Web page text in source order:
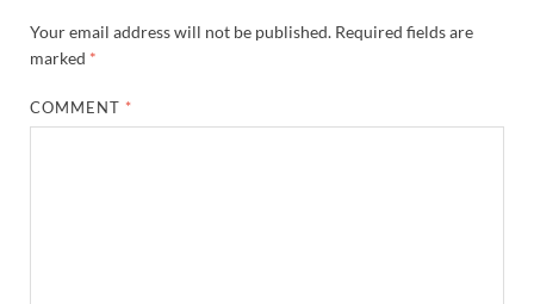
Your email address will not be published. Required fields are
marked *
COMMENT *